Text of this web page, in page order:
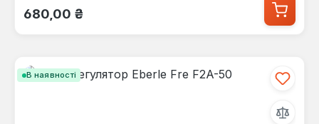
Звичайна ціна:
680,00 ₴
В наявності